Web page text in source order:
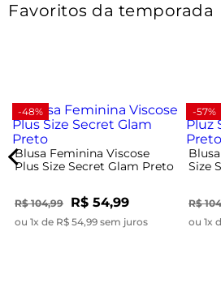
Favoritos da temporada
-48%
Blusa Feminina Viscose
Plus Size Secret Glam Preto
R$ 104,99 R$ 54,99
ou 1x de R$ 54,99 sem juros
-57%
Size
R$
ou 1x